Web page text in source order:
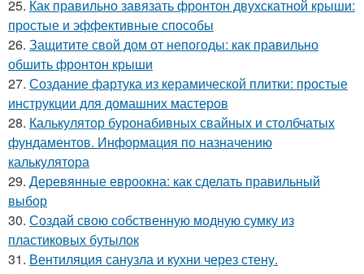
25. Как правильно завязать фронтон двухскатной крыши:
простые и эффективные способы
26. Защитите свой дом от непогоды: как правильно
обшить фронтон крыши
27. Создание фартука из керамической плитки: простые
инструкции для домашних мастеров
28. Калькулятор буронабивных свайных и столбчатых
фундаментов. Информация по назначению
калькулятора
29. Деревянные евроокна: как сделать правильный
выбор
30. Создай свою собственную модную сумку из
пластиковых бутылок
31. Вентиляция санузла и кухни через стену.